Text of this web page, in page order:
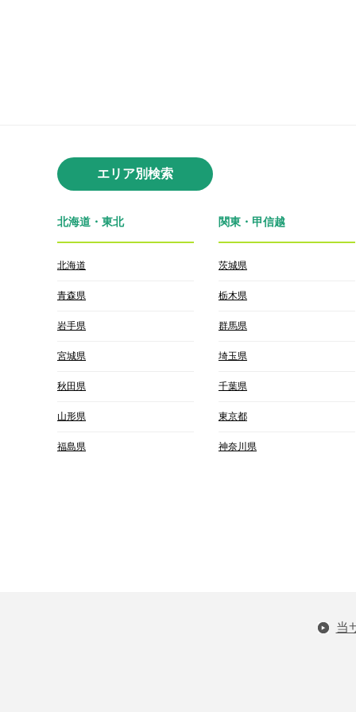
エリア別検索
北海道・東北
北海道
青森県
岩手県
宮城県
秋田県
山形県
福島県
関東・甲信越
茨城県
栃木県
群馬県
埼玉県
千葉県
東京都
神奈川県
当